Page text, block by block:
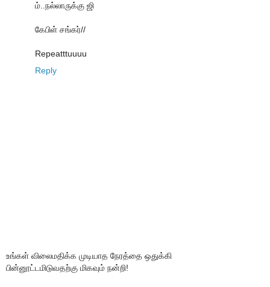
ம்..நல்லாருக்கு ஜி
கேபிள் சங்கர்//
Repeatttuuuu
Reply
உங்கள் விலைமதிக்க முடியாத நேரத்தை ஒதுக்கி
பின்னூட்டமிடுவதற்கு மிகவும் நன்றி!